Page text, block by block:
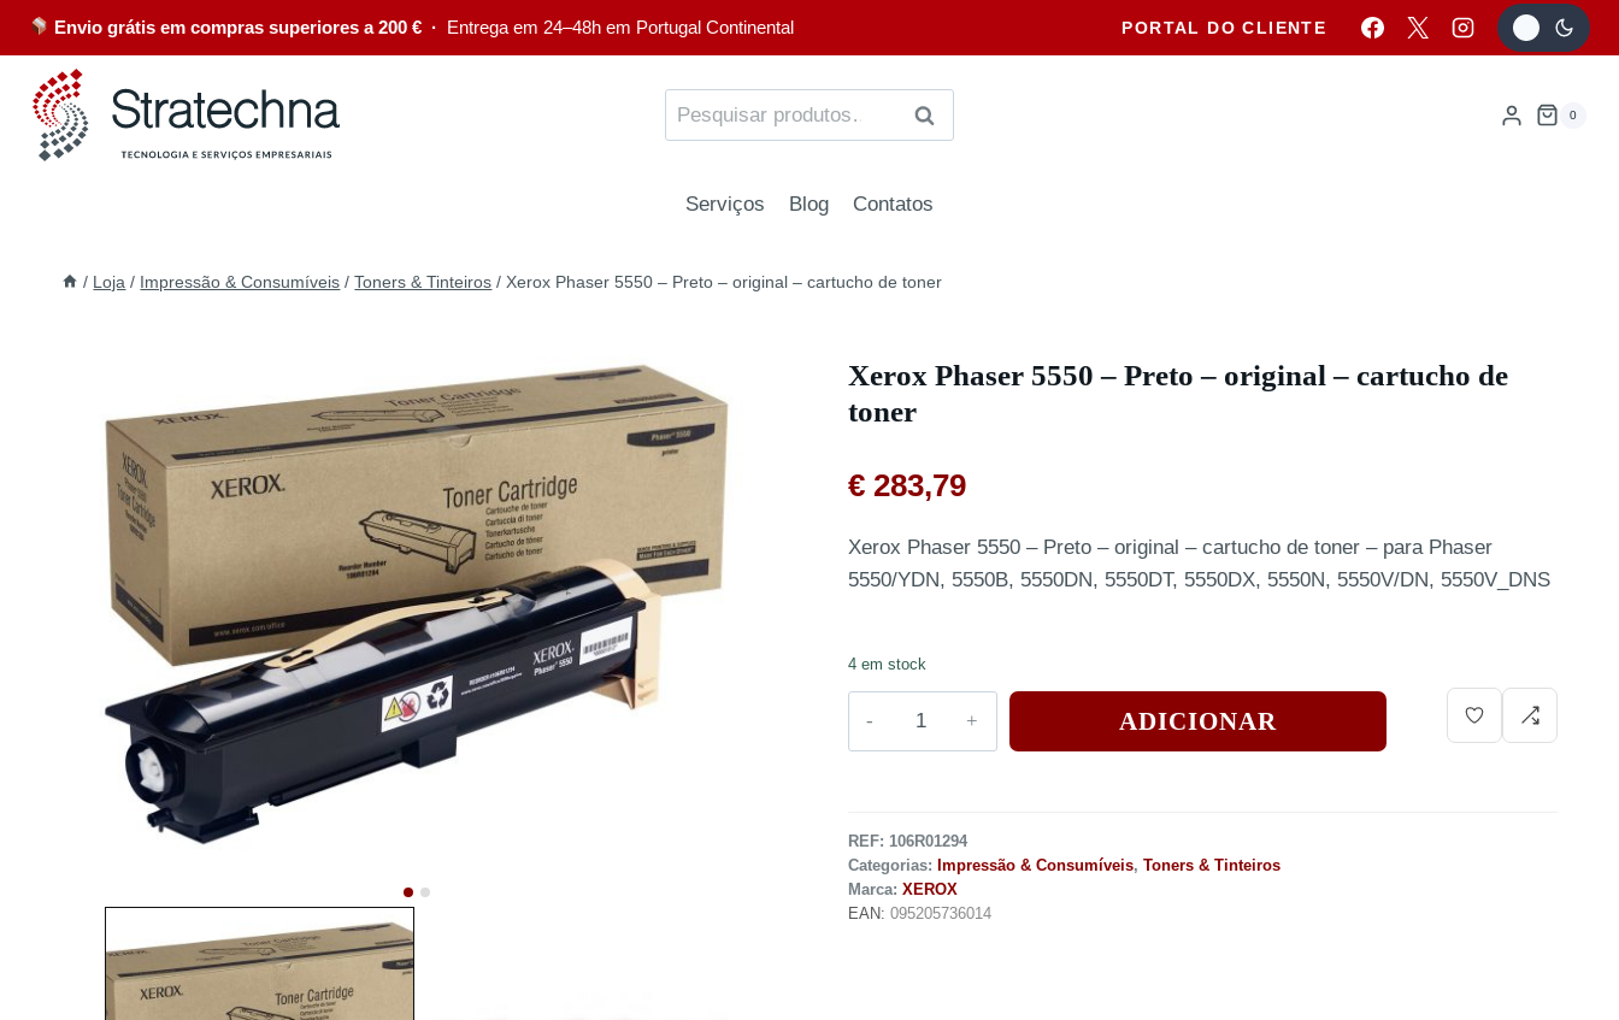
Envio grátis em compras superiores a 200 € · Entrega em 24–48h em Portugal Continental PORTAL DO CLIENTE
PESQUISA 0
Serviços Blog Contatos
/ Loja / Impressão & Consumíveis / Toners & Tinteiros / Xerox Phaser 5550 – Preto – original – cartucho de toner
Xerox Phaser 5550 – Preto – original – cartucho de
toner
€ 283,79
Xerox Phaser 5550 – Preto – original – cartucho de toner – para Phaser
5550/YDN, 5550B, 5550DN, 5550DT, 5550DX, 5550N, 5550V/DN, 5550V_DNS
4 em stock
ADICIONAR
REF: 106R01294
Categorias: Impressão & Consumíveis, Toners & Tinteiros
Marca: XEROX
EAN: 095205736014